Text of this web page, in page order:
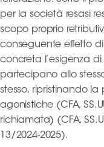
per la società resasi
scopo proprio
conseguente effetto
concreta l’esigenza
partecipano allo
stesso, ripristinando
agonistiche (CFA,
richiamata) (CFA,
13/2024-2025).